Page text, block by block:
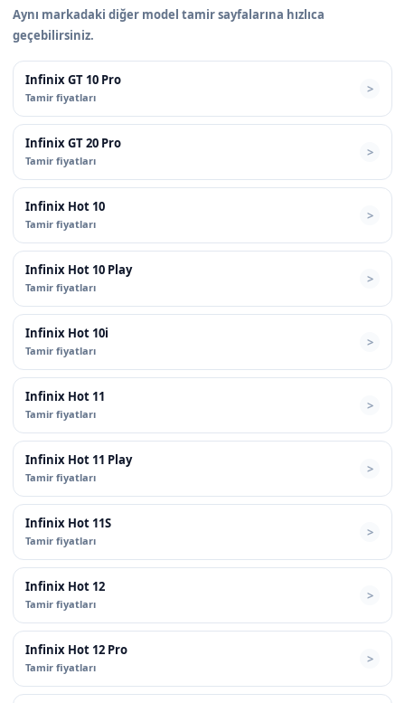
Aynı markadaki diğer model tamir sayfalarına hızlıca
geçebilirsiniz.
Infinix GT 10 Pro
Tamir fiyatları
Infinix GT 20 Pro
Tamir fiyatları
Infinix Hot 10
Tamir fiyatları
Infinix Hot 10 Play
Tamir fiyatları
Infinix Hot 10i
Tamir fiyatları
Infinix Hot 11
Tamir fiyatları
Infinix Hot 11 Play
Tamir fiyatları
Infinix Hot 11S
Tamir fiyatları
Infinix Hot 12
Tamir fiyatları
Infinix Hot 12 Pro
Tamir fiyatları